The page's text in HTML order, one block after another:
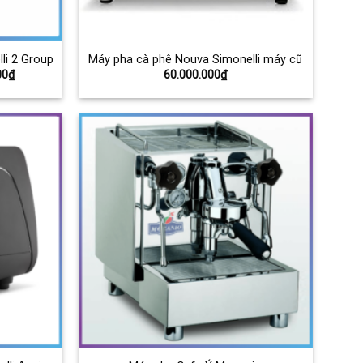
2 Group
₫Giá
hiện
tại
80.000.000₫.
Máy pha cà phê Nouva Simonelli máy cũ
60.000.000₫
Add to
Wishlist
Add to